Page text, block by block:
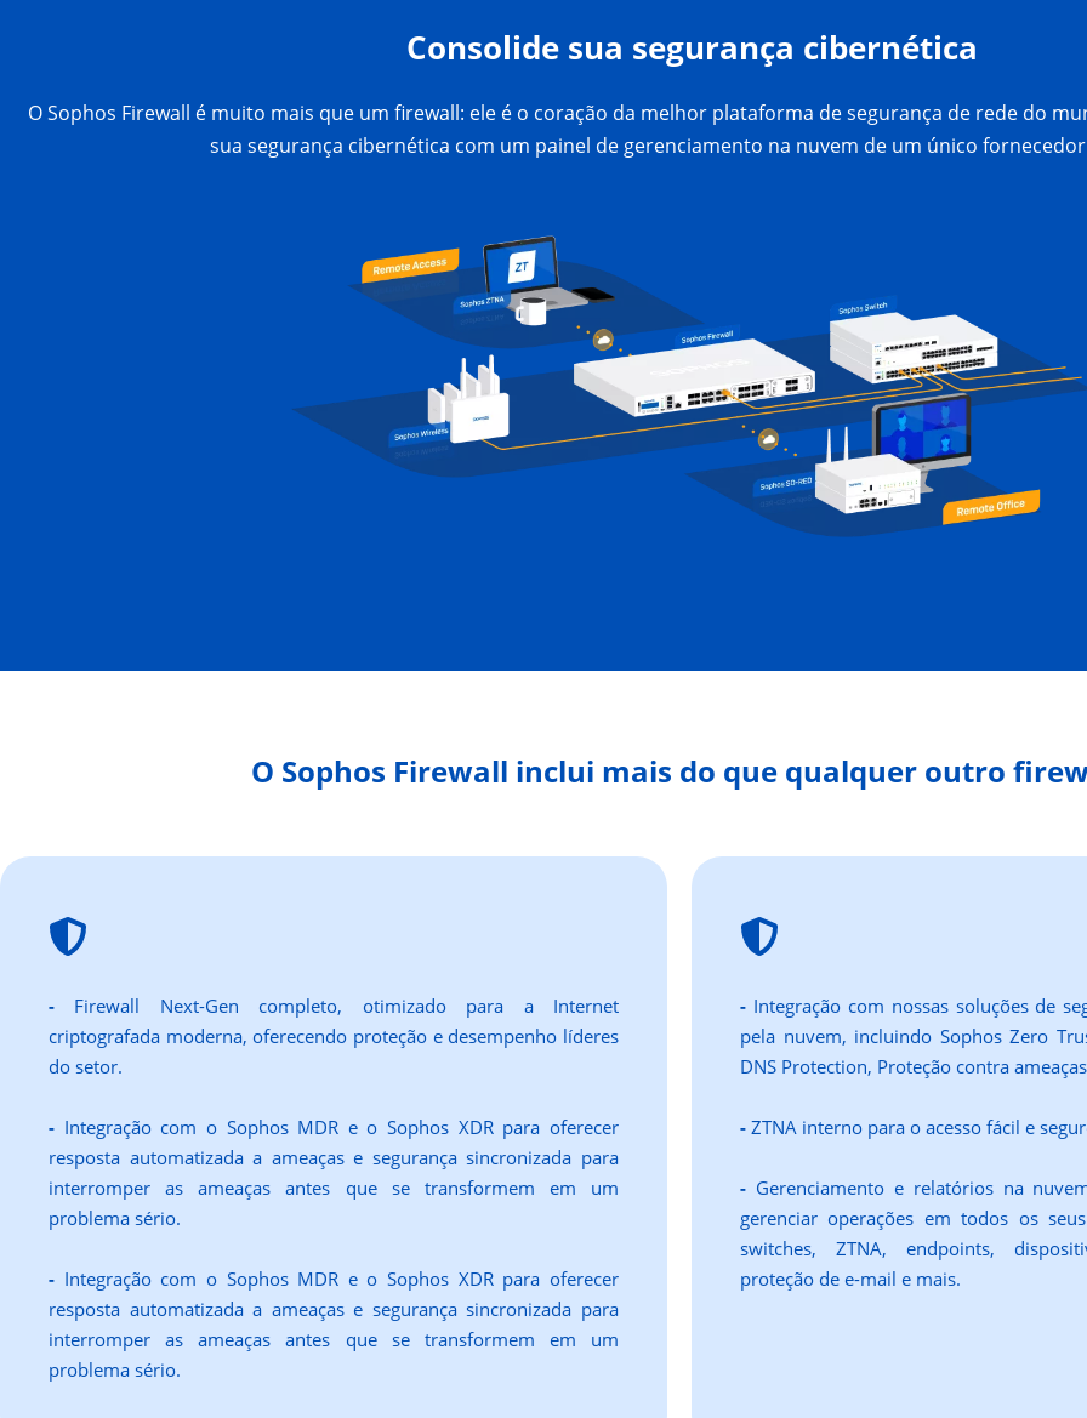
Consolide sua segurança cibernética
O Sophos Firewall é muito mais que um firewall: ele é o coração da melhor plataforma de segurança de rede do
sua segurança cibernética com um painel de gerenciamento na nuvem de um único
O Sophos Firewall inclui mais do que qualquer outro
- Firewall Next-Gen completo, otimizado para a Internet
criptografada moderna, oferecendo proteção e desempenho líderes
do setor.
- Integração com o Sophos MDR e o Sophos XDR para oferecer
resposta automatizada a ameaças e segurança sincronizada para
interromper as ameaças antes que se transformem em um
problema sério.
- Integração com o Sophos MDR e o Sophos XDR para oferecer
resposta automatizada a ameaças e segurança sincronizada para
interromper as ameaças antes que se transformem em um
problema sério.
- Integração com nossas soluções de
pela nuvem, incluindo Sophos Zero
DNS Protection, Proteção contra
- ZTNA interno para o acesso fácil e
- Gerenciamento e relatórios na
gerenciar operações em todos os
switches, ZTNA, endpoints,
proteção de e-mail e mais.